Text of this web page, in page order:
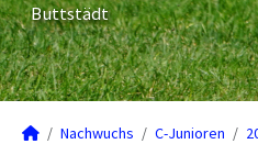
Buttstädt
Nachwuchs C-Junioren